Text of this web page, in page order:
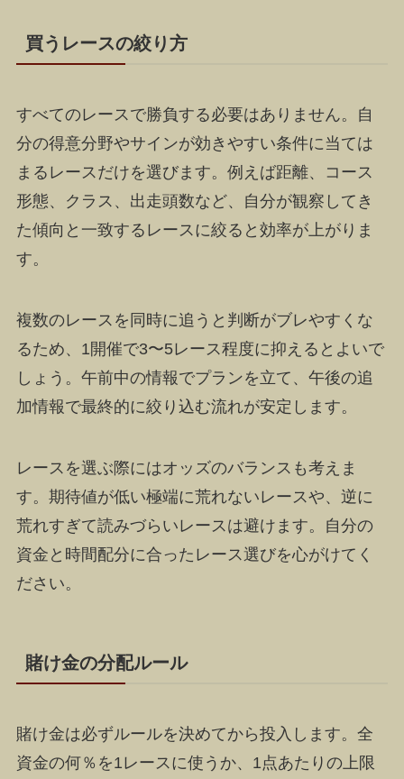
買うレースの絞り方
すべてのレースで勝負する必要はありません。自
分の得意分野やサインが効きやすい条件に当ては
まるレースだけを選びます。例えば距離、コース
形態、クラス、出走頭数など、自分が観察してき
た傾向と一致するレースに絞ると効率が上がりま
す。
複数のレースを同時に追うと判断がブレやすくな
るため、1開催で3〜5レース程度に抑えるとよいで
しょう。午前中の情報でプランを立て、午後の追
加情報で最終的に絞り込む流れが安定します。
レースを選ぶ際にはオッズのバランスも考えま
す。期待値が低い極端に荒れないレースや、逆に
荒れすぎて読みづらいレースは避けます。自分の
資金と時間配分に合ったレース選びを心がけてく
ださい。
賭け金の分配ルール
賭け金は必ずルールを決めてから投入します。全
資金の何％を1レースに使うか、1点あたりの上限